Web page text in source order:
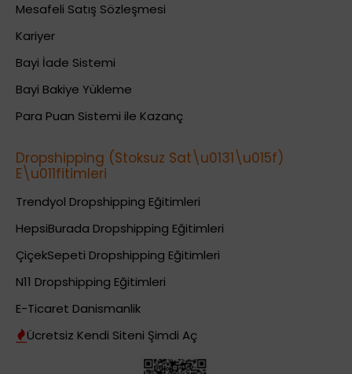
Mesafeli Satış Sözleşmesi
Kariyer
Bayi İade Sistemi
Bayi Bakiye Yükleme
Para Puan Sistemi ile Kazanç
Dropshipping (Stoksuz Sat\u0131\u015f)
E\u011fitimleri
Trendyol Dropshipping Eğitimleri
HepsiBurada Dropshipping Eğitimleri
ÇiçekSepeti Dropshipping Eğitimleri
N11 Dropshipping Eğitimleri
E-Ticaret Danismanlik
Ücretsiz Kendi Siteni Şimdi Aç